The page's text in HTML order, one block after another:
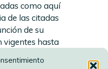
como aquí
de las citadas
de su
vigentes hasta